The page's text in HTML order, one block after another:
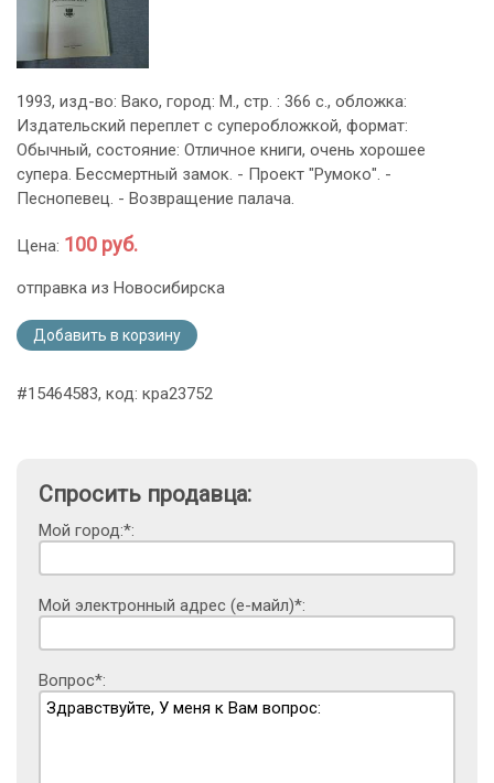
1993, изд-во: Вако, город: М., стр. : 366 с., обложка:
Издательский переплет с суперобложкой, формат:
Обычный, состояние: Отличное книги, очень хорошее
супера. Бессмертный замок. - Проект "Румоко". -
Песнопевец. - Возвращение палача.
Цена: 100 руб.
отправка из Новосибирска
Добавить в корзину
#15464583, код: кра23752
Спросить продавца:
Мой город:*:
Мой электронный адрес (е-майл)*:
Вопрос*: